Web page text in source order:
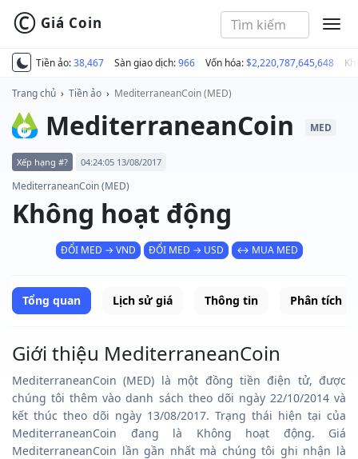
Tiền ảo:38,467 Sàn giao dịch:966 Vốn hóa:$2,220,787,645,648
© Giá Coin
Trang chủ › Tiền ảo › MediterraneanCoin (MED)
MediterraneanCoin MED
Xếp hạng #? 04:24:05 13/08/2017
MediterraneanCoin (MED)
Không hoạt động
ĐỔI MED → VND ĐỔI MED → USD ↔ MUA MED
Tổng quan Lịch sử giá Thông tin Phân tích
Giới thiệu MediterraneanCoin
MediterraneanCoin (MED) là một đồng tiền điện tử, được
chúng tôi thêm vào danh sách theo dõi ngày 22/10/2014 và
kết thúc theo dõi ngày 13/08/2017. Trạng thái hiện tại của
MediterraneanCoin đang là Không hoạt động. Giá
MediterraneanCoin lần gần nhất mà chúng tôi ghi nhận là